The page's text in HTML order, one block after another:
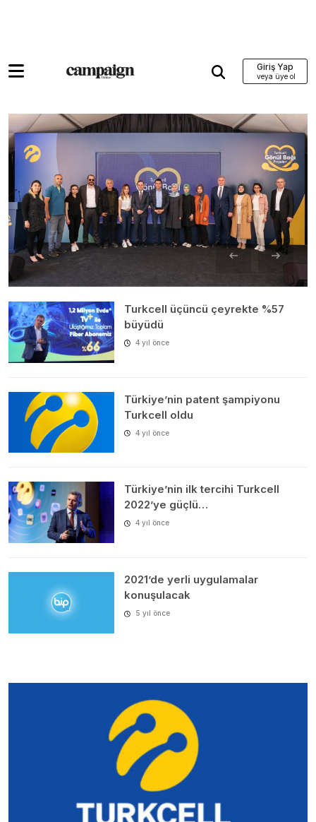
Giriş Yap
Turkcell üçüncü çeyrekte %57
büyüdü
4 yıl önce
Türkiye’nin patent şampiyonu
Turkcell oldu
4 yıl önce
Türkiye’nin ilk tercihi Turkcell
2022’ye güçlü…
4 yıl önce
2021’de yerli uygulamalar
konuşulacak
5 yıl önce